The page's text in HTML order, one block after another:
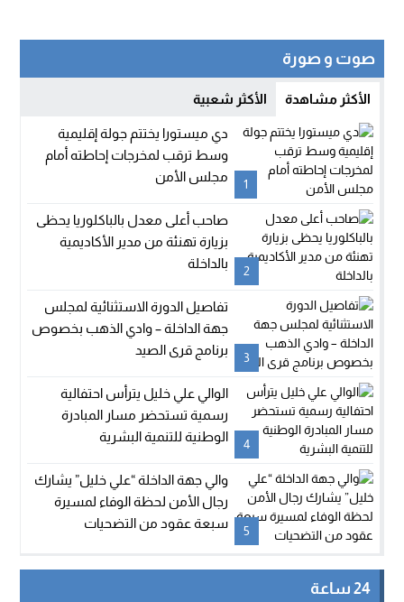
صوت و صورة
الأكثر مشاهدة الأكثر شعبية
1
دي ميستورا يختتم جولة إقليمية
وسط ترقب لمخرجات إحاطته أمام
مجلس الأمن
2
صاحب أعلى معدل بالباكلوريا يحظى
بزيارة تهنئة من مدير الأكاديمية
بالداخلة
3
تفاصيل الدورة الاستثنائية لمجلس
جهة الداخلة – وادي الذهب بخصوص
برنامج قرى الصيد
4
الوالي علي خليل يترأس احتفالية
رسمية تستحضر مسار المبادرة
الوطنية للتنمية البشرية
5
والي جهة الداخلة “علي خليل” يشارك
رجال الأمن لحظة الوفاء لمسيرة
سبعة عقود من التضحيات
24 ساعة